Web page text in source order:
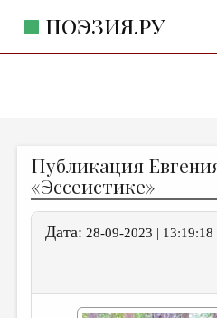
ПОЭЗИЯ.РУ
ЖАНРЫ
АВТОРЫ
КОММЕНТАРИИ
Публикация
«Эссеистике»
Дата: 28-09-2023 | 13:19:18